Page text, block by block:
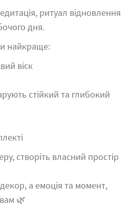
ритуал відновлення
дня.
найкраще:
віск
стійкий та глибокий
створіть власний простір
а емоція та момент,
🌿